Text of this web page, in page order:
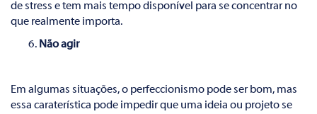
de stress e tem mais tempo disponível para se concentrar no
que realmente importa.
Não agir
Em algumas situações, o perfeccionismo pode ser bom, mas
essa caraterística pode impedir que uma ideia ou projeto se